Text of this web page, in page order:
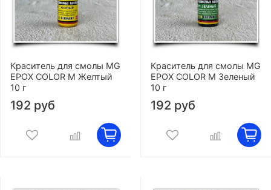
Краситель для смолы MG
EPOX COLOR M Желтый
10 г
192 руб
Краситель для смолы MG
EPOX COLOR M Зеленый
10 г
192 руб